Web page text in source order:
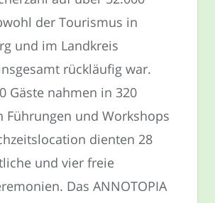
der Tourismus in
und im Landkreis
rückläufig war.
Gäste nahmen in 320
Führungen und Workshops
dienten 28
und vier freie
Das ANNOTOPIA